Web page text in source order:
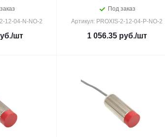
12-04-N-NO-2
/шт
Под заказ
Артикул: PROXIS-2-12-04-P-NO-2
1 056.35руб./шт